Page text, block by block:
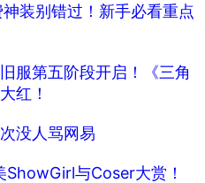
装别错过！新手必看重点
服第五阶段开启！《三角
红！
没人骂网易
与Coser大赏！